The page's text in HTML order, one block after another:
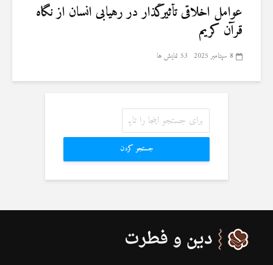
عوامل اخلاقی تأثیرگذار در رهیابی انسان از نگاه
قرآن کریم
8 سپتامبر 2025 53 نمایش ها
جستجو کردن